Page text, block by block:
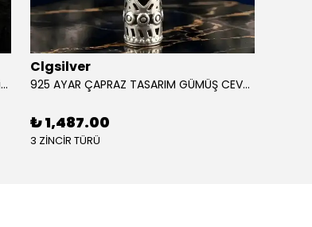
925 Ayar Aslan Figürlü İşlemeli Erkek Gümüş Yüzük
Clgsilver
925 AYAR ÇAPRAZ TASARIM GÜMÜŞ CEVŞEN
₺ 1,487.00
3 ZİNCİR TÜRÜ